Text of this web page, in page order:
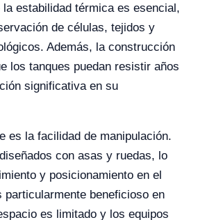
estabilidad térmica es esencial,
de células, tejidos y
Además, la construcción
los tanques puedan resistir años
significativa en su
es la facilidad de manipulación.
con asas y ruedas, lo
y posicionamiento en el
particularmente beneficioso en
es limitado y los equipos